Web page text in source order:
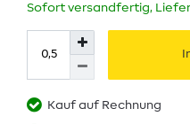
Sofort versandfertig,
Kauf auf Rechnung